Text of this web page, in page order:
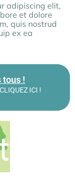
adipiscing elit,
et dolore
quis nostrud
ex ea
!
ICI !